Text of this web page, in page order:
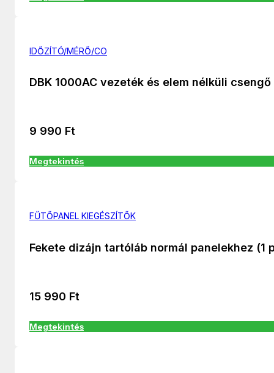
IDŐZÍTÓ/MÉRŐ/CO
DBK 1000AC vezeték és elem nélküli csengő
9 990 Ft
Megtekintés
FŰTŐPANEL KIEGÉSZÍTŐK
Fekete dizájn tartóláb normál panelekhez (1
15 990 Ft
Megtekintés